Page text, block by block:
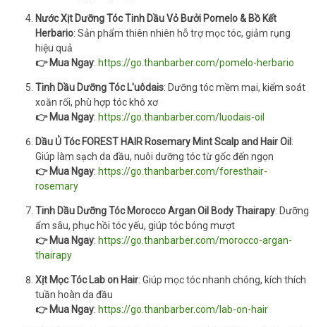
Nước Xịt Dưỡng Tóc Tinh Dầu Vỏ Bưởi Pomelo & Bồ Kết
Herbario: Sản phẩm thiên nhiên hỗ trợ mọc tóc, giảm rụng
hiệu quả
👉 Mua Ngay: https://go.thanbarber.com/pomelo-herbario
Tinh Dầu Dưỡng Tóc L'uôdais: Dưỡng tóc mềm mại, kiểm soát
xoăn rối, phù hợp tóc khô xơ
👉 Mua Ngay: https://go.thanbarber.com/luodais-oil
Dầu Ủ Tóc FOREST HAIR Rosemary Mint Scalp and Hair Oil :
Giúp làm sạch da đầu, nuôi dưỡng tóc từ gốc đến ngọn
👉 Mua Ngay: https://go.thanbarber.com/foresthair-
rosemary
Tinh Dầu Dưỡng Tóc Morocco Argan Oil Body Thairapy: Dưỡng
ẩm sâu, phục hồi tóc yếu, giúp tóc bóng mượt
👉 Mua Ngay: https://go.thanbarber.com/morocco-argan-
thairapy
Xịt Mọc Tóc Lab on Hair: Giúp mọc tóc nhanh chóng, kích thích
tuần hoàn da đầu
👉 Mua Ngay: https://go.thanbarber.com/lab-on-hair